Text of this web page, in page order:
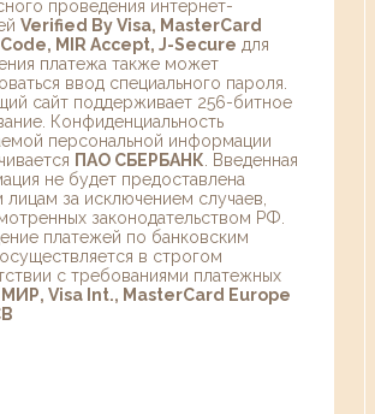
проведения интернет-
Verified By Visa, MasterCard
MIR Accept, J-Secure для
платежа также может
ввод специального пароля.
сайт поддерживает 256-битное
Конфиденциальность
персональной информации
ПАО СБЕРБАНК . Введенная
не будет предоставлена
лицам за исключением случаев,
законодательством РФ.
платежей по банковским
в строгом
с требованиями платежных
МИР, Visa Int., MasterCard Europe